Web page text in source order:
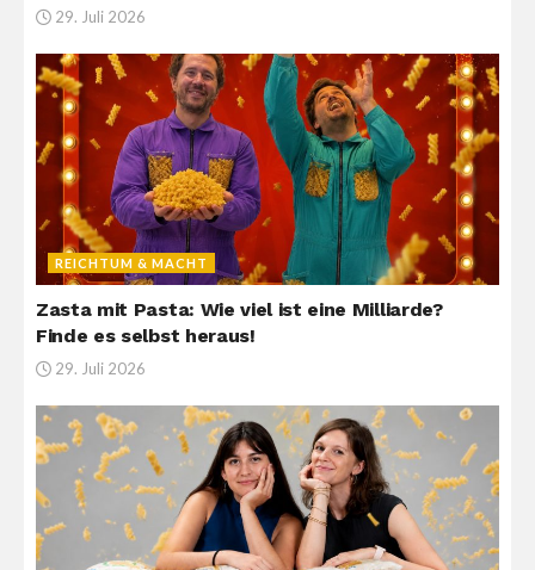
29. Juli 2026
REICHTUM & MACHT
Zasta mit Pasta: Wie viel ist eine Milliarde?
Finde es selbst heraus!
29. Juli 2026